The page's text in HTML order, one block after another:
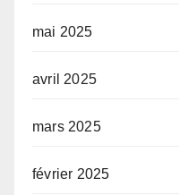
mai 2025
avril 2025
mars 2025
février 2025